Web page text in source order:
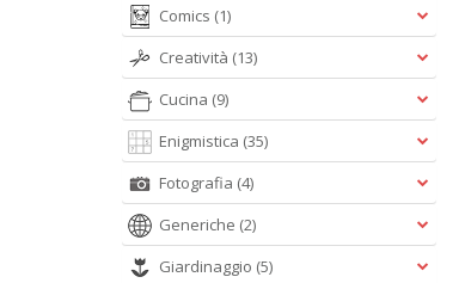
Comics (1)
Creatività (13)
Cucina (9)
Enigmistica (35)
Fotografia (4)
Generiche (2)
Giardinaggio (5)